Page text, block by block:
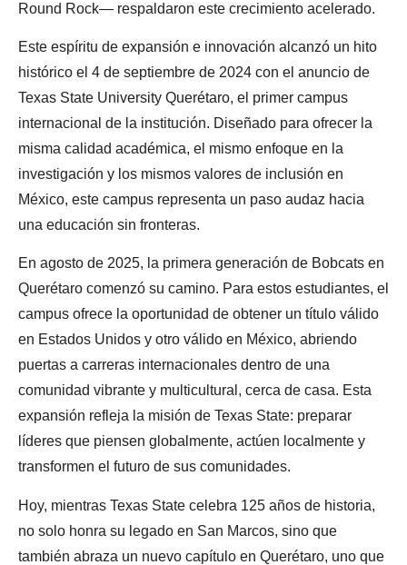
Round Rock— respaldaron este crecimiento acelerado.
Este espíritu de expansión e innovación alcanzó un hito
histórico el 4 de septiembre de 2024 con el anuncio de
Texas State University Querétaro, el primer campus
internacional de la institución. Diseñado para ofrecer la
misma calidad académica, el mismo enfoque en la
investigación y los mismos valores de inclusión en
México, este campus representa un paso audaz hacia
una educación sin fronteras.
En agosto de 2025, la primera generación de Bobcats en
Querétaro comenzó su camino. Para estos estudiantes, el
campus ofrece la oportunidad de obtener un título válido
en Estados Unidos y otro válido en México, abriendo
puertas a carreras internacionales dentro de una
comunidad vibrante y multicultural, cerca de casa. Esta
expansión refleja la misión de Texas State: preparar
líderes que piensen globalmente, actúen localmente y
transformen el futuro de sus comunidades.
Hoy, mientras Texas State celebra 125 años de historia,
no solo honra su legado en San Marcos, sino que
también abraza un nuevo capítulo en Querétaro, uno que